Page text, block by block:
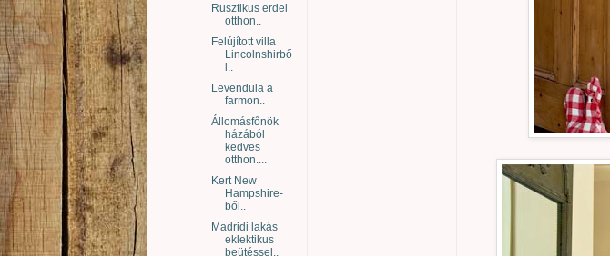
Rusztikus erdei
otthon..
Felújított villa
Lincolnshirbő
l..
Levendula a
farmon..
Állomásfőnök
házából
kedves
otthon....
Kert New
Hampshire-
ből..
Madridi lakás
eklektikus
beütéssel..